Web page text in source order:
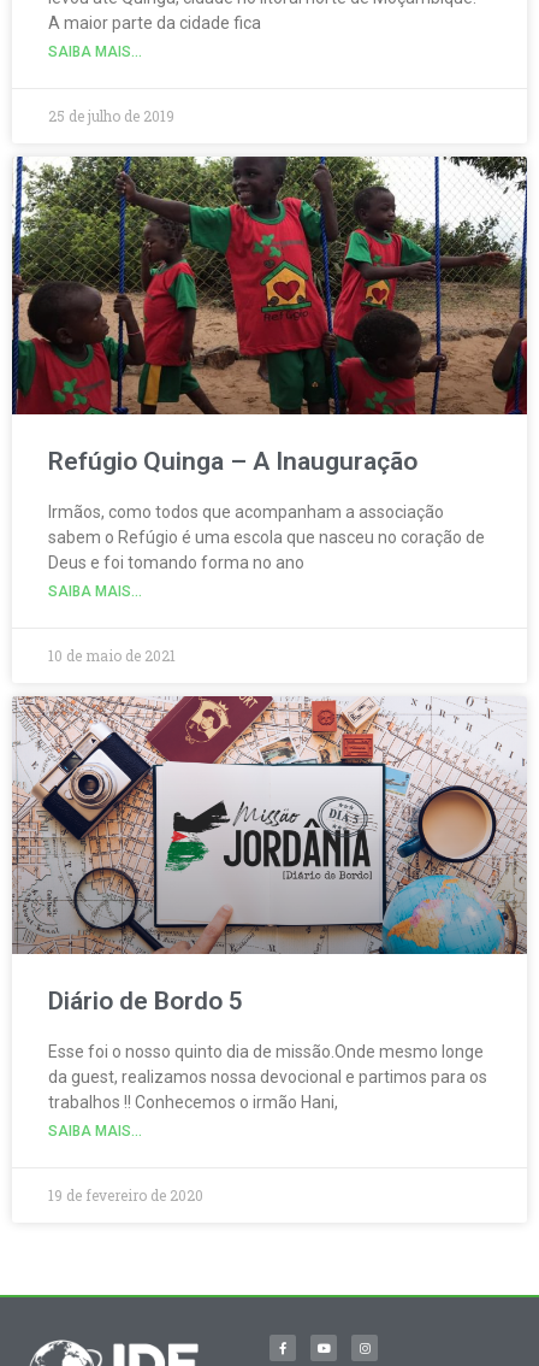
A maior parte da cidade fica
SAIBA MAIS...
25 de julho de 2019
Refúgio Quinga – A Inauguração
Irmãos, como todos que acompanham a associação
sabem o Refúgio é uma escola que nasceu no coração de
Deus e foi tomando forma no ano
SAIBA MAIS...
10 de maio de 2021
Diário de Bordo 5
Esse foi o nosso quinto dia de missão.Onde mesmo longe
da guest, realizamos nossa devocional e partimos para os
trabalhos !! Conhecemos o irmão Hani,
SAIBA MAIS...
19 de fevereiro de 2020